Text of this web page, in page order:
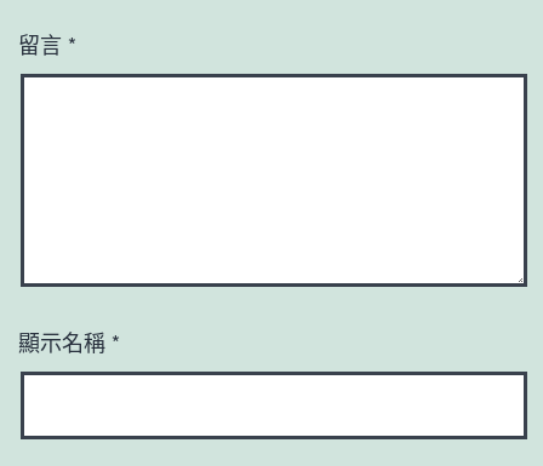
留言 *
顯示名稱 *